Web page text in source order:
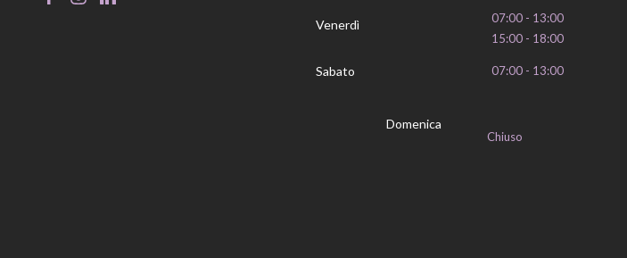
Venerdì
07:00 - 13:00
15:00 - 18:00
Sabato 07:00 - 13:00
Domenica
Chiuso